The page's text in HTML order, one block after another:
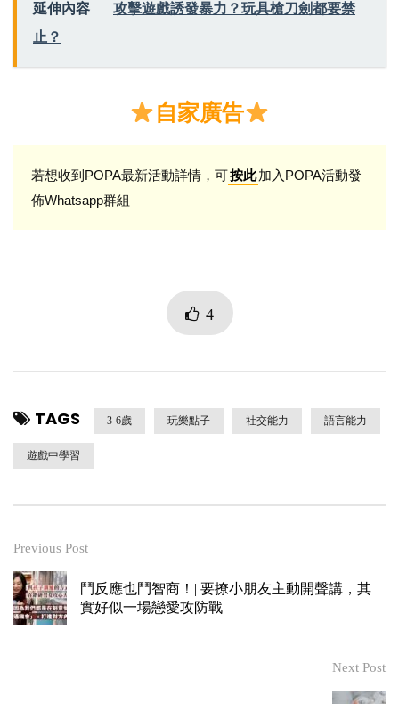
延伸內容
攻擊遊戲誘發暴力？玩具槍刀劍都要禁
止？
自家廣告
若想收到POPA最新活動詳情，可按此加入POPA活動發
佈Whatsapp群組
4
TAGS 3-6歲 玩樂點子 社交能力 語言能力
遊戲中學習
Previous Post
鬥反應也鬥智商！| 要撩小朋友主動開聲講，其
實好似一場戀愛攻防戰
Next Post